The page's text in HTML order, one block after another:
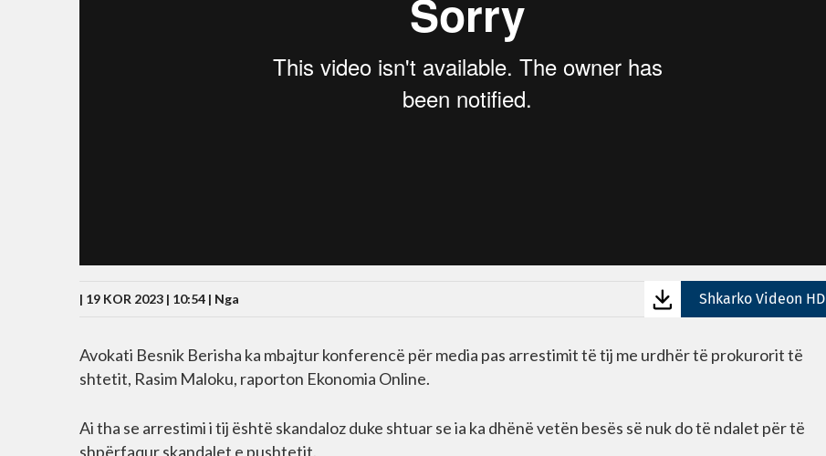
| 19 KOR 2023 | 10:54 | Nga Shkarko Videon HD
Avokati Besnik Berisha ka mbajtur konferencë për media pas arrestimit të tij me urdhër të prokurorit të
shtetit, Rasim Maloku, raporton Ekonomia Online.
Ai tha se arrestimi i tij është skandaloz duke shtuar se ia ka dhënë vetën besës së nuk do të ndalet për të
shpërfaqur skandalet e pushtetit.